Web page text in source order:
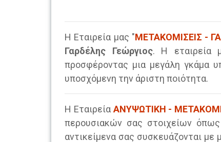
Η Εταιρεία μας "ΜΕΤΑΚΟΜΙΣΕΙΣ -
Γαρδέλης Γεώργιος. Η εταιρεία
προσφέροντας μια μεγάλη γκάμα
υποσχόμενη την άριστη ποιότητα.
Η Εταιρεία ΑΝΥΨΩΤΙΚΗ -
περουσιακών σας στοιχείων
αντικείμενα σας συσκευάζονται με